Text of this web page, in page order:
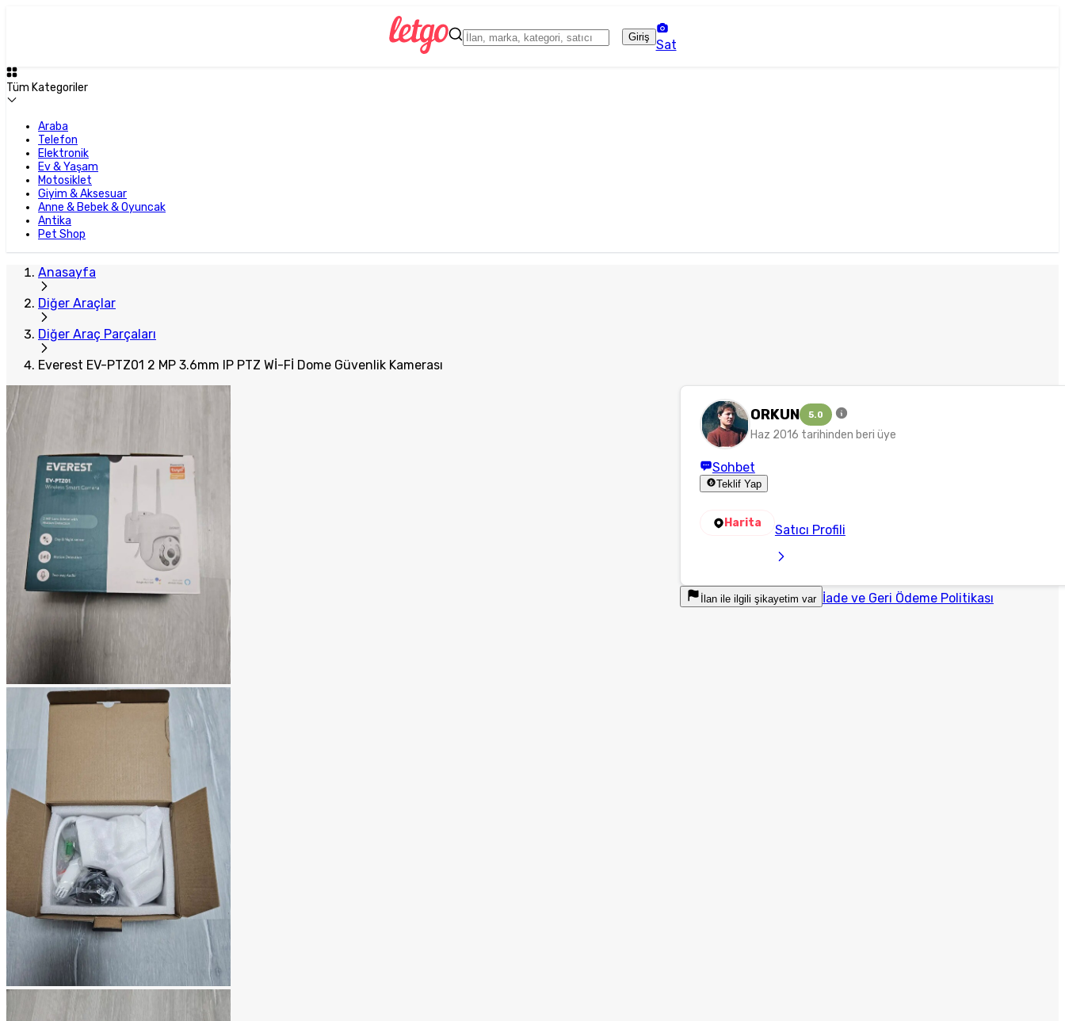
Giriş
Sat
Tüm Kategoriler
Araba
Telefon
Elektronik
Ev & Yaşam
Motosiklet
Giyim & Aksesuar
Anne & Bebek & Oyuncak
Antika
Pet Shop
Anasayfa
Diğer Araçlar
Diğer Araç Parçaları
Everest EV-PTZ01 2 MP 3.6mm IP PTZ Wİ-Fİ Dome Güvenlik Kamerası
ORKUN 5.0
Haz 2016 tarihinden beri üye
Sohbet
Teklif Yap
Harita Satıcı Profili
İlan ile ilgili şikayetim var İade ve Geri Ödeme Politikası